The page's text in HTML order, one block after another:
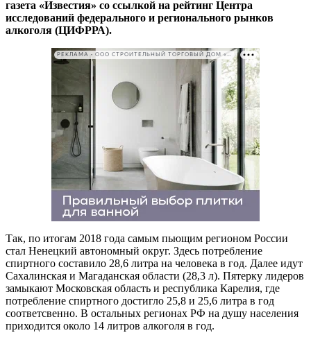
газета «Известия» со ссылкой на рейтинг Центра
исследований федерального и регионального рынков
алкоголя (ЦИФРРА).
РЕКЛАМА • ООО СТРОИТЕЛЬНЫЙ ТОРГОВЫЙ ДОМ «ПЕТРОВИЧ». ИНН: 7802348846
Так, по итогам 2018 года самым пьющим регионом России
стал Ненецкий автономный округ. Здесь потребление
спиртного составило 28,6 литра на человека в год. Далее идут
Сахалинская и Магаданская области (28,3 л). Пятерку лидеров
замыкают Московская область и республика Карелия, где
потребление спиртного достигло 25,8 и 25,6 литра в год
соответсвенно. В остальных регионах РФ на душу населения
приходится около 14 литров алкоголя в год.